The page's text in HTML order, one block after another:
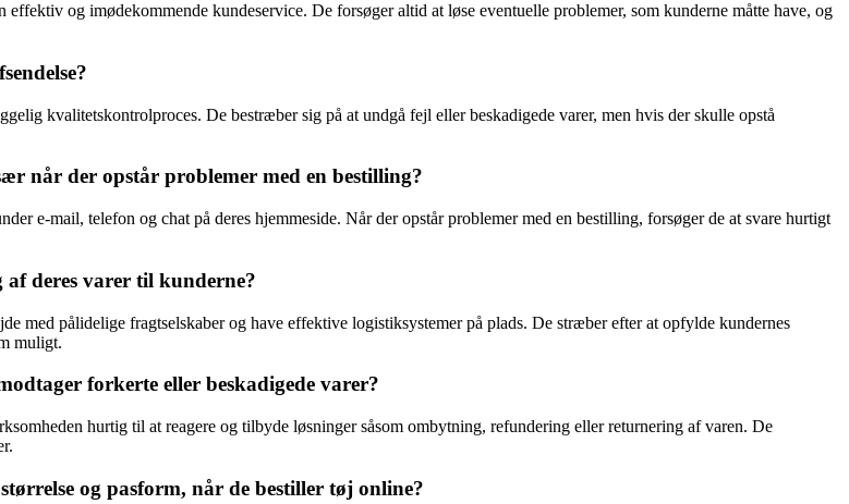
og imødekommende kundeservice. De forsøger altid at løse eventuelle problemer, som kunderne måtte have, og
kvalitetskontrolproces. De bestræber sig på at undgå fejl eller beskadigede varer, men hvis der skulle opstå
når der opstår problemer med en bestilling?
e-mail, telefon og chat på deres hjemmeside. Når der opstår problemer med en bestilling, forsøger de at svare hurtigt
deres varer til kunderne?
med pålidelige fragtselskaber og have effektive logistiksystemer på plads. De stræber efter at opfylde kundernes
muligt.
forkerte eller beskadigede varer?
hurtig til at reagere og tilbyde løsninger såsom ombytning, refundering eller returnering af varen. De
og pasform, når de bestiller tøj online?